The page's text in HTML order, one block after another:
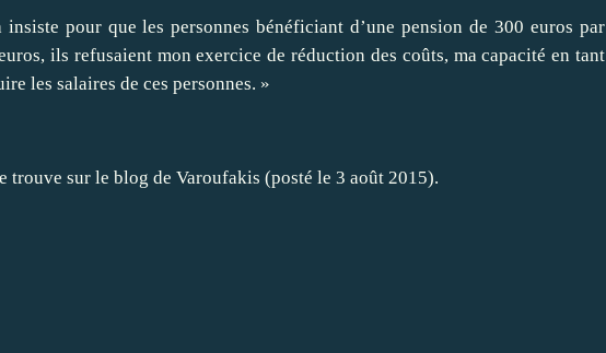
pour que les personnes bénéficiant d’une pension de 300 euros par
ils refusaient mon exercice de réduction des coûts, ma capacité en tant
les salaires de ces personnes. »
trouve sur le blog de Varoufakis (posté le 3 août 2015).